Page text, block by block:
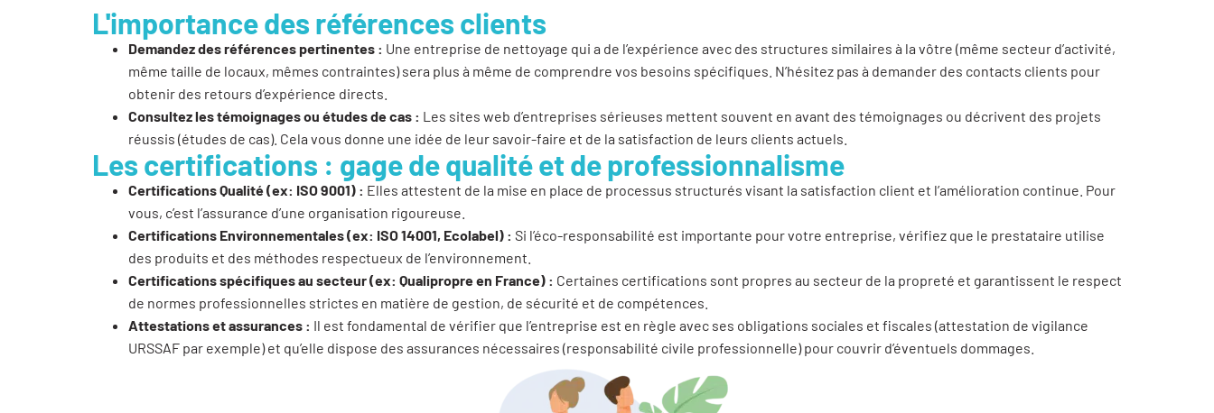
L'importance des références clients
Demandez des références pertinentes : Une entreprise de nettoyage qui a de l’expérience avec des structures similaires à la vôtre (même secteur d’activité,
même taille de locaux, mêmes contraintes) sera plus à même de comprendre vos besoins spécifiques. N’hésitez pas à demander des contacts clients pour
obtenir des retours d’expérience directs.
Consultez les témoignages ou études de cas : Les sites web d’entreprises sérieuses mettent souvent en avant des témoignages ou décrivent des projets
réussis (études de cas). Cela vous donne une idée de leur savoir-faire et de la satisfaction de leurs clients actuels.
Les certifications : gage de qualité et de professionnalisme
Certifications Qualité (ex: ISO 9001) : Elles attestent de la mise en place de processus structurés visant la satisfaction client et l’amélioration continue. Pour
vous, c’est l’assurance d’une organisation rigoureuse.
Certifications Environnementales (ex: ISO 14001, Ecolabel) : Si l’éco-responsabilité est importante pour votre entreprise, vérifiez que le prestataire utilise
des produits et des méthodes respectueux de l’environnement.
Certifications spécifiques au secteur (ex: Qualipropre en France) : Certaines certifications sont propres au secteur de la propreté et garantissent le respect
de normes professionnelles strictes en matière de gestion, de sécurité et de compétences.
Attestations et assurances : Il est fondamental de vérifier que l’entreprise est en règle avec ses obligations sociales et fiscales (attestation de vigilance
URSSAF par exemple) et qu’elle dispose des assurances nécessaires (responsabilité civile professionnelle) pour couvrir d’éventuels dommages.